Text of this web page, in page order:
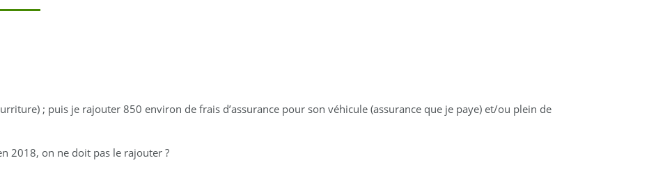
; puis je rajouter 850 environ de frais d’assurance pour son véhicule (assurance que je paye) et/ou plein de
2018, on ne doit pas le rajouter ?